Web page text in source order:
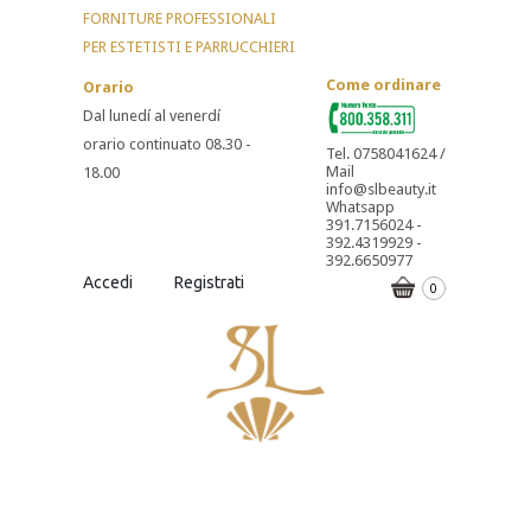
FORNITURE PROFESSIONALI
PER ESTETISTI E PARRUCCHIERI
Orario
Dal lunedí al venerdí
orario continuato 08.30 -
18.00
Come ordinare
Tel. 0758041624 /
Mail
info@slbeauty.it
Whatsapp
391.7156024 -
392.4319929 -
392.6650977
Accedi Registrati 0